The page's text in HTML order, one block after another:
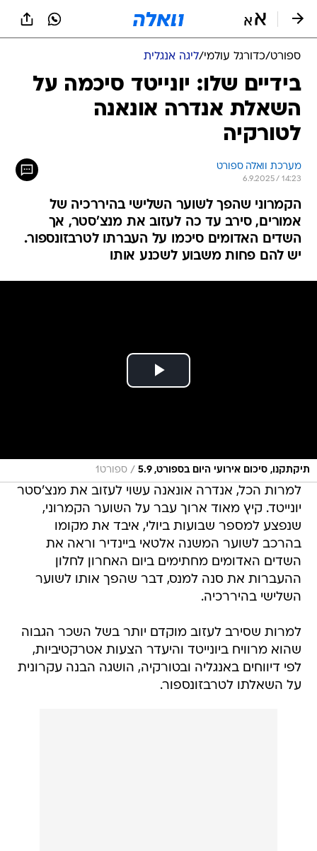
ספורט/כדורגל עולמי/ליגה אנגלית
בידיים שלו: יונייטד סיכמה על
השאלת אנדרה אונאנה
לטורקיה
מערכת וואלה ספורט
6.9.2025 / 14:23
הקמרוני שהפך לשוער השלישי בהיררכיה של
אמורים, סירב עד כה לעזוב את מנצ'סטר, אך
השדים האדומים סיכמו על העברתו לטרבזונספור.
יש להם פחות משבוע לשכנע אותו
תיקתקנו, סיכום אירועי היום בספורט, 5.9 / ספורט1
למרות הכל, אנדרה אונאנה עשוי לעזוב את מנצ'סטר
יונייטד. קיץ מאוד ארוך עבר על השוער הקמרוני,
שנפצע למספר שבועות ביולי, איבד את מקומו
בהרכב לשוער המשנה אלטאי ביינדיר וראה את
השדים האדומים מחתימים ביום האחרון לחלון
ההעברות את סנה למנס, דבר שהפך אותו לשוער
השלישי בהיררכיה.
למרות שסירב לעזוב מוקדם יותר בשל השכר הגבוה
שהוא מרוויח ביונייטד והיעדר הצעות אטרקטיביות,
לפי דיווחים באנגליה ובטורקיה, הושגה הבנה עקרונית
על השאלתו לטרבזונספור.